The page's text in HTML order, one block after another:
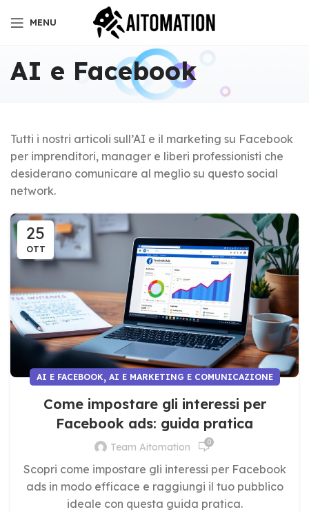
MENU
AI e Facebook
Tutti i nostri articoli sull’AI e il marketing su Facebook
per imprenditori, manager e liberi professionisti che
desiderano comunicare al meglio su questo social
network.
25
OTT
AI E FACEBOOK, AI E MARKETING E COMUNICAZIONE
Come impostare gli interessi per
Facebook ads: guida pratica
Team Aitomation 0
Scopri come impostare gli interessi per Facebook
ads in modo efficace e raggiungi il tuo pubblico
ideale con questa guida pratica.